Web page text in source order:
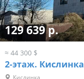
129 639 р.
≈ 44 300 $
2-этаж. Кислинка